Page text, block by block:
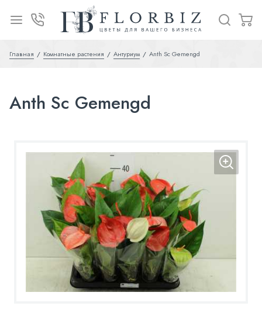
Главная Комнатные растения Антуриум Anth Sc Gemengd
Anth Sc Gemengd